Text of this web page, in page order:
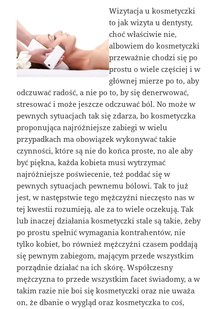
Wizytacja u kosmetyczki
to jak wizyta u dentysty,
choć właściwie nie,
albowiem do kosmetyczki
przeważnie chodzi się po
prostu o wiele częściej i w
głównej mierze po to, aby
odczuwać radość, a nie po to, by się denerwować,
stresować i może jeszcze odczuwać ból. No może w
pewnych sytuacjach tak się zdarza, bo kosmetyczka
proponująca najróżniejsze zabiegi w wielu
przypadkach ma obowiązek wykonywać takie
czynności, które są nie do końca proste, no ale aby
być piękna, każda kobieta musi wytrzymać
najróżniejsze poświecenie, też poddać się w
pewnych sytuacjach pewnemu bólowi. Tak to już
jest, w następstwie tego mężczyźni nieczęsto nas w
tej kwestii rozumieją, ale za to wiele oczekują. Tak
lub inaczej działania kosmetyczki stale są takie, żeby
po prostu spełnić wymagania kontrahentów, nie
tylko kobiet, bo również mężczyźni czasem poddają
się pewnym zabiegom, mającym przede wszystkim
porządnie działać na ich skórę. Współczesny
mężczyzna to przede wszystkim facet świadomy, a w
takim razie nie boi się kosmetyczki oraz nie uważa
on, że dbanie o wygląd oraz kosmetyczka to coś,